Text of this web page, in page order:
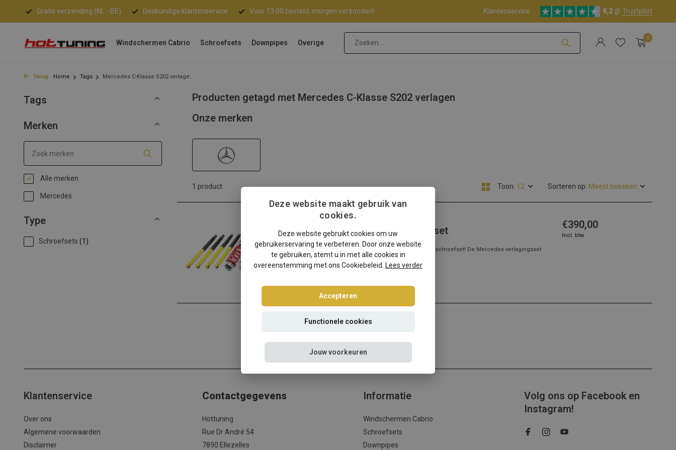
Gratis verzending (NL - BE) Deskundige klantenservice Voor 13:00 besteld, morgen verzonden! Klantenservice 9,2 @ Trustpilot
Windschermen Cabrio Schroefsets Downpipes Overige
0
Terug Home Tags Mercedes C-Klasse S202 verlage...
Tags
Merken
Alle merken
Mercedes
Type
Schroefsets (1)
Producten getagd met Mercedes C-Klasse S202 verlagen
Onze merken
1 product Toon: Sorteren op:
Mercedes C-Klasse S202 schroefset
Mercedes C-Klasse S202 ? Kies dan voor deze Ta-Technix schroefset! De Mercedes verlagingsset
met de beste prijs/kwalitei...
Lees meer
€390,00
Incl. btw
Klantenservice
Over ons
Algemene voorwaarden
Disclaimer
Contactgegevens
Hottuning
Rue Dr André 54
7890 Ellezelles
Informatie
Windschermen Cabrio
Schroefsets
Downpipes
Volg ons op Facebook en
Instagram!
Deze website maakt gebruik van
cookies.
Deze website gebruikt cookies om uw
gebruikerservaring te verbeteren. Door onze website
te gebruiken, stemt u in met alle cookies in
overeenstemming met ons Cookiebeleid. Lees verder
Accepteren
Functionele cookies
Jouw voorkeuren